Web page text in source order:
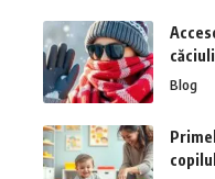
Blog